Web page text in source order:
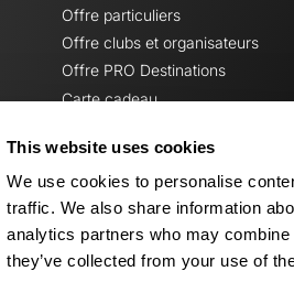
This website uses cookies
We use cookies to personalise
traffic. We also share information
analytics partners who may
they’ve collected from your use of
Offre particuliers
Offre clubs et organisateurs
Offre PRO Destinations
Carte cadeau